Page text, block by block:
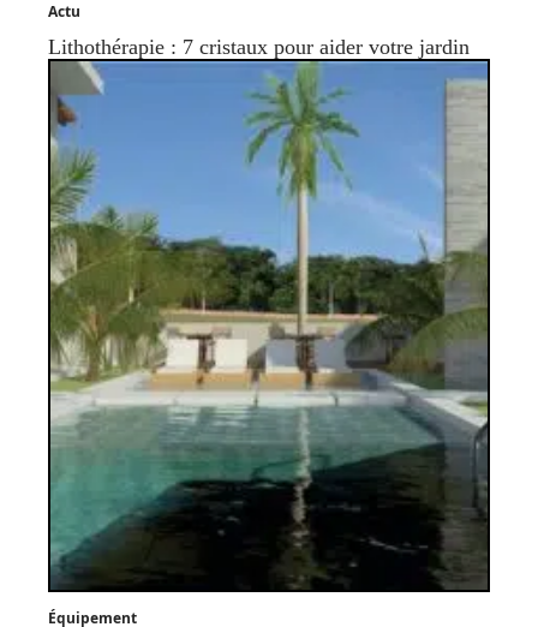
Actu
Lithothérapie : 7 cristaux pour aider votre jardin
Équipement